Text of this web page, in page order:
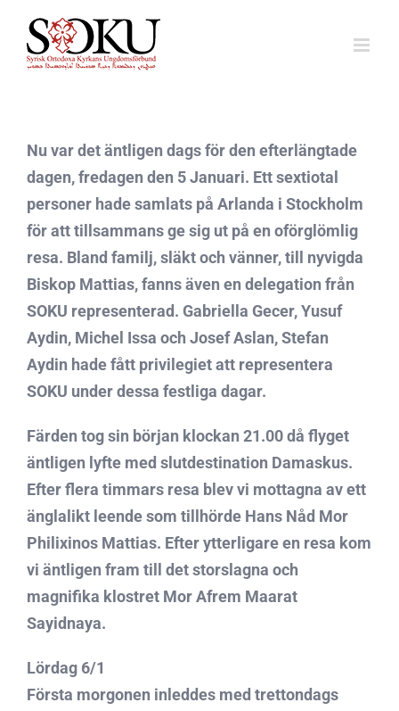
innehållet
Nu var det äntligen dags för den efterlängtade
dagen, fredagen den 5 Januari. Ett sextiotal
personer hade samlats på Arlanda i Stockholm
för att tillsammans ge sig ut på en oförglömlig
resa. Bland familj, släkt och vänner, till nyvigda
Biskop Mattias, fanns även en delegation från
SOKU representerad. Gabriella Gecer, Yusuf
Aydin, Michel Issa och Josef Aslan, Stefan
Aydin hade fått privilegiet att representera
SOKU under dessa festliga dagar.
Färden tog sin början klockan 21.00 då flyget
äntligen lyfte med slutdestination Damaskus.
Efter flera timmars resa blev vi mottagna av ett
änglalikt leende som tillhörde Hans Nåd Mor
Philixinos Mattias. Efter ytterligare en resa kom
vi äntligen fram till det storslagna och
magnifika klostret Mor Afrem Maarat
Sayidnaya.
Lördag 6/1
Första morgonen inleddes med trettondags